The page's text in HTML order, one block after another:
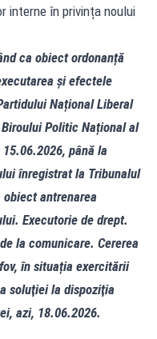
interne în privința noului
ca obiect ordonanță
și efectele
Național Liberal
Politic Național al
până la
înregistrat la Tribunalul
antrenarea
Executorie de drept.
la comunicare. Cererea
în situația exercitării
soluţiei la dispoziţia
azi, 18.06.2026.